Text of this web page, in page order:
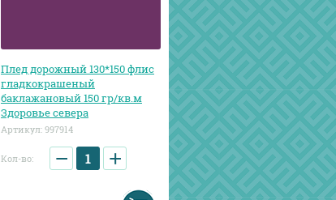
Плед дорожный 130*150 флис
гладкокрашеный
баклажановый 150 гр/кв.м
Здоровье севера
Артикул: 997914
Кол-во: − +